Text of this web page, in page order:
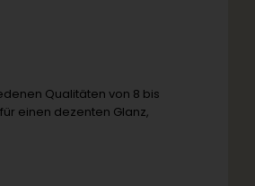
Qualitäten von 8 bis
einen dezenten Glanz,